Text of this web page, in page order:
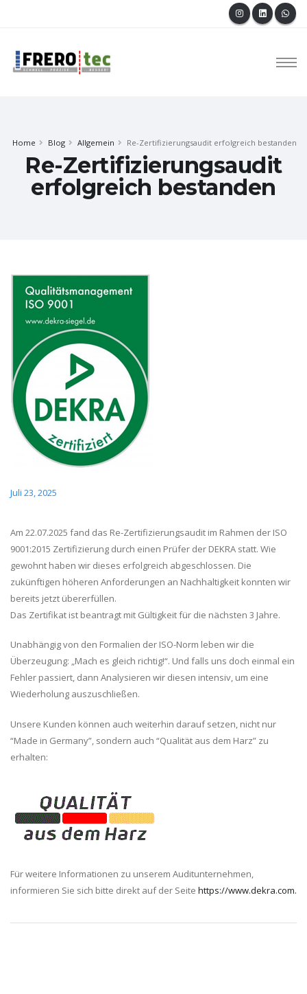
Home Blog Allgemein Re-Zertifizierungsaudit erfolgreich bestanden
Re-Zertifizierungsaudit
erfolgreich bestanden
Juli 23, 2025
Am 22.07.2025 fand das Re-Zertifizierungsaudit im Rahmen der ISO
9001:2015 Zertifizierung durch einen Prüfer der DEKRA statt. Wie
gewohnt haben wir dieses erfolgreich abgeschlossen. Die
zukünftigen höheren Anforderungen an Nachhaltigkeit konnten wir
bereits jetzt übererfüllen.
Das Zertifikat ist beantragt mit Gültigkeit für die nächsten 3 Jahre.
Unabhängig von den Formalien der ISO-Norm leben wir die
Überzeugung: „Mach es gleich richtig!“. Und falls uns doch einmal ein
Fehler passiert, dann Analysieren wir diesen intensiv, um eine
Wiederholung auszuschließen.
Unsere Kunden können auch weiterhin darauf setzen, nicht nur
“Made in Germany”, sondern auch “Qualität aus dem Harz” zu
erhalten:
Für weitere Informationen zu unserem Auditunternehmen,
informieren Sie sich bitte direkt auf der Seite https://www.dekra.com.